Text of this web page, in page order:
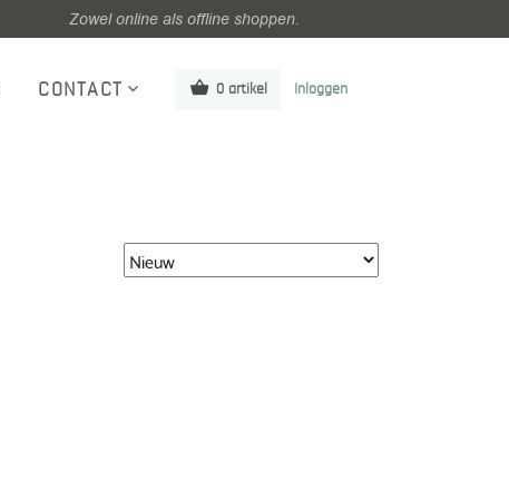
Zowel online als offline shoppen.
CONTACT 0 artikel Inloggen